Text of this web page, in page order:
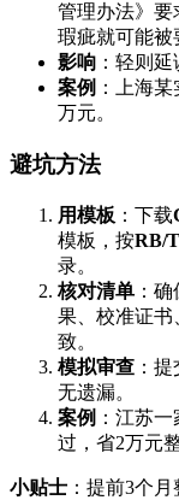
管理办法》要
瑕疵就可能被
影响 ：轻则
案例 ：上海
万元。
避坑方法
用模板 ：下载
模板，按RB/
录。
核对清单 ：
果、校准证书
致。
模拟审查 ：
无遗漏。
案例 ：江苏
过，省2万元
小贴士 ：提前3个